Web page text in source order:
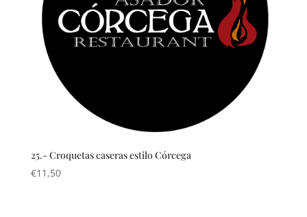
25.- Croquetas caseras estilo Córcega
€11,50